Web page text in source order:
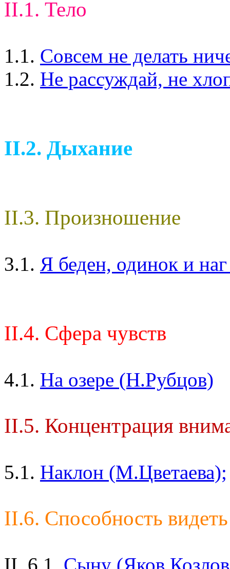
II.1. Тело
1.1. Совсем не делать
1.2. Не рассуждай, не
II.2. Дыхание
II.3. Произношение
3.1. Я беден, одинок и
II.4. Сфера чувств
4.1. На озере (Н.Рубцов)
II.5. Концентрация
5.1. Наклон (М.Цветаева);
II.6. Способность